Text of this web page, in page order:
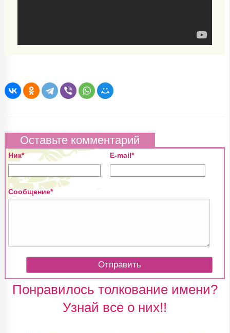
Оставьте комментарий
Ник* E-mail*
Сообщение*
Понравилось толкование имени?
Узнай все о них!!